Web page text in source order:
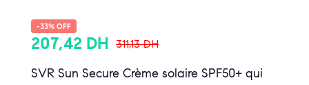
-33% OFF
311,13DH
207,42 DH
SVR Sun Secure Crème solaire SPF50+ qui